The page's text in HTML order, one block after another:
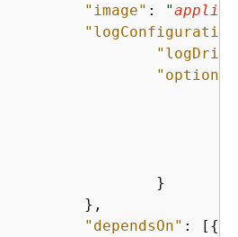
"image" : "
"options"
"dependsOn" : [ {